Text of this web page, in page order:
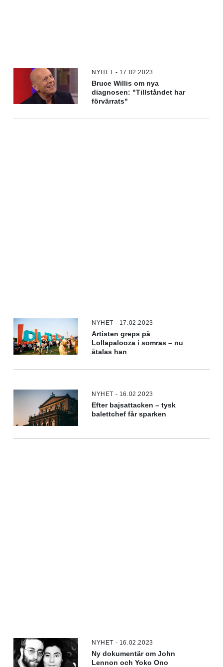
NYHET - 17.02.2023
Bruce Willis om nya
diagnosen: "Tillståndet har
förvärrats"
NYHET - 17.02.2023
Artisten greps på
Lollapalooza i somras – nu
åtalas han
NYHET - 16.02.2023
Efter bajsattacken – tysk
balettchef får sparken
NYHET - 16.02.2023
Ny dokumentär om John
Lennon och Yoko Ono